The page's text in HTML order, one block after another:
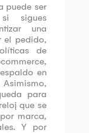
puede ser
sigues
una
el pedido,
de
en
para
que se
marca,
Y por